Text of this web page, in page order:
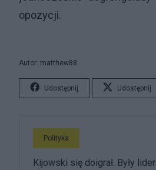
opozycji.
Autor: matthew88
Udostępnij Udostępnij
Polityka
Kijowski się doigrał. Były